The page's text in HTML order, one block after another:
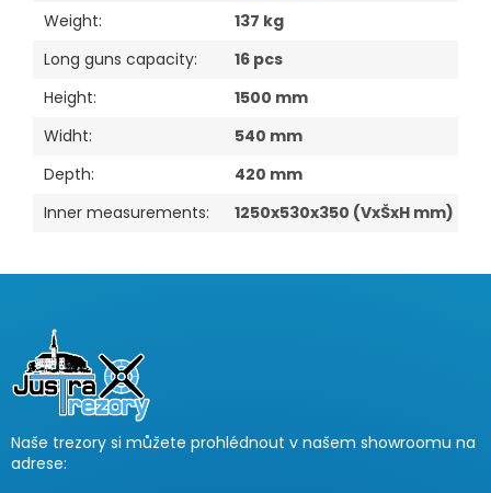
Weight:
137 kg
Long guns capacity:
16 pcs
Height:
1500 mm
Widht:
540 mm
Depth:
420 mm
Inner measurements: 1250x530x350 (VxŠxH mm)
Naše trezory si můžete prohlédnout v našem showroomu na
adrese: